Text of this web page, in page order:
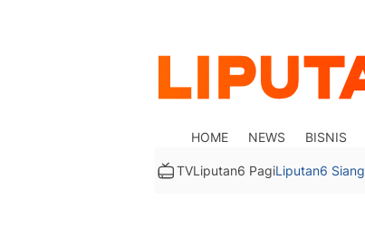
HOME NEWS BISNIS
TVLiputan6 PagiLiputan6 Siang